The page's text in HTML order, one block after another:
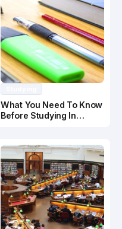
What You Need To Know
Before Studying In